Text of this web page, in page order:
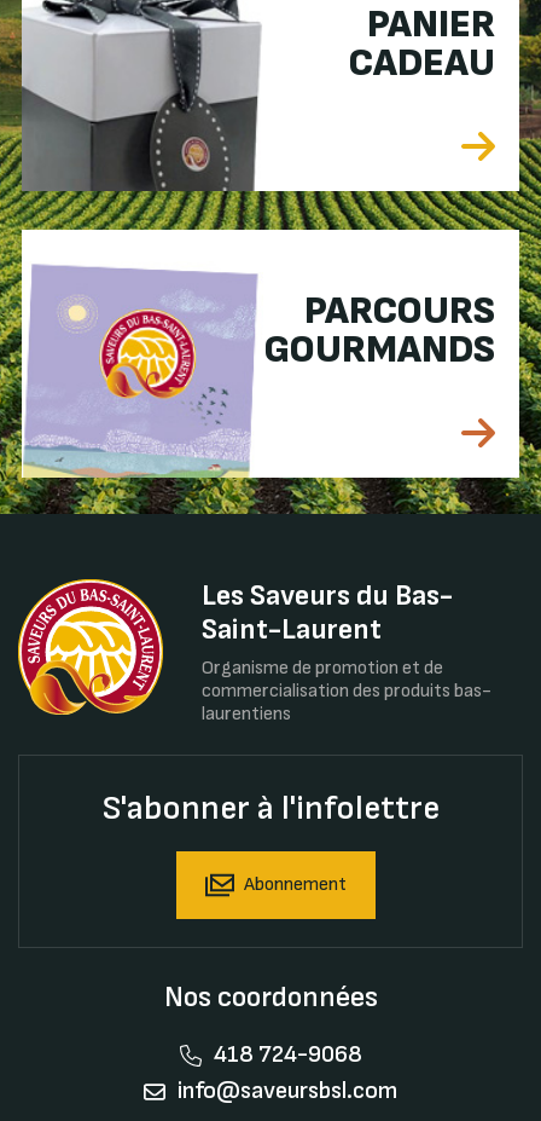
PANIER
CADEAU
PARCOURS
GOURMANDS
Les Saveurs du Bas-
Saint-Laurent
Organisme de promotion et de
commercialisation des produits bas-
laurentiens
S'abonner à l'infolettre
Abonnement
Nos coordonnées
418 724-9068
info@saveursbsl.com